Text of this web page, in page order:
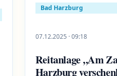
Bad Harzburg
07.12.2025 · 09:18
Reitanlage „Am
Harzburg